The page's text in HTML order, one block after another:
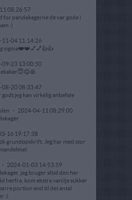
08:26:57
for pandekagerne de var gode i
:)
11-04 11:14:26
sigma❤️❤️💅💅👍👍
09-23 13:00:50
08-20 08:33:47
godt jeg kan virkelig anbefale
- 2024-04-11 08:29:00
16 19:17:38
grundopskrift. Jeg har med stor
- 2024-01-03 14:53:59
jeg bruger altid den her
herfra, kom ekstra vanilje sukker
portion end til det antal
:).